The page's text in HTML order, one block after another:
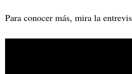
Para conocer más, mira la